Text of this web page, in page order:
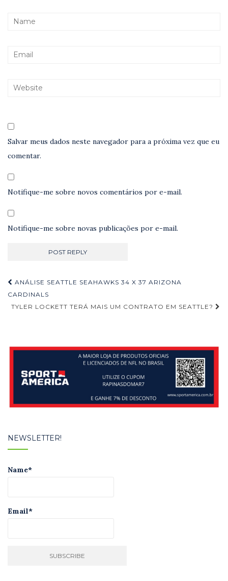
Salvar meus dados neste navegador para a próxima vez que eu
comentar.
Notifique-me sobre novos comentários por e-mail.
Notifique-me sobre novas publicações por e-mail.
Navegação
de
Post
ANÁLISE SEATTLE SEAHAWKS 34 X 37 ARIZONA
CARDINALS
TYLER LOCKETT TERÁ MAIS UM CONTRATO EM SEATTLE?
NEWSLETTER!
Name*
Email*